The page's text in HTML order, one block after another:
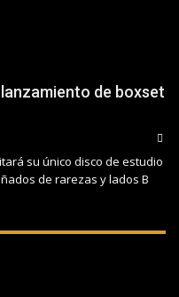
de boxset
su único disco de estudio
de rarezas y lados B